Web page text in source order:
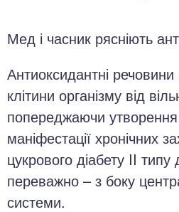
Мед і часник рясніють
Антиоксидантні
клітини організму від
попереджаючи утворення
маніфестації хронічних
цукрового діабету II типу
переважно – з боку
системи.